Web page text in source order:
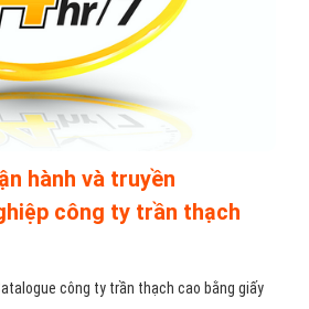
hành và truyền
công ty trần thạch
công ty trần thạch cao bằng giấy